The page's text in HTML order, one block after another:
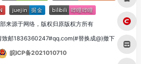
来源于网络，版权归原版权方所有
致邮1836360247#qq.com(#替换成@)撤下
皖ICP备2021010710